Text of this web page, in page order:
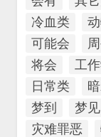
冷血类
可能会
将会
工
日常类
梦到
梦见
灾难罪恶